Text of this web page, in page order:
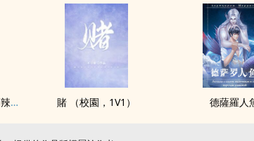
優質​­肉­棒​攻略系統（np­‎​高​辣‌‌‎文‍‎​） 賭 （校園，­‎​1​V‌​‍1‌） 德薩羅人